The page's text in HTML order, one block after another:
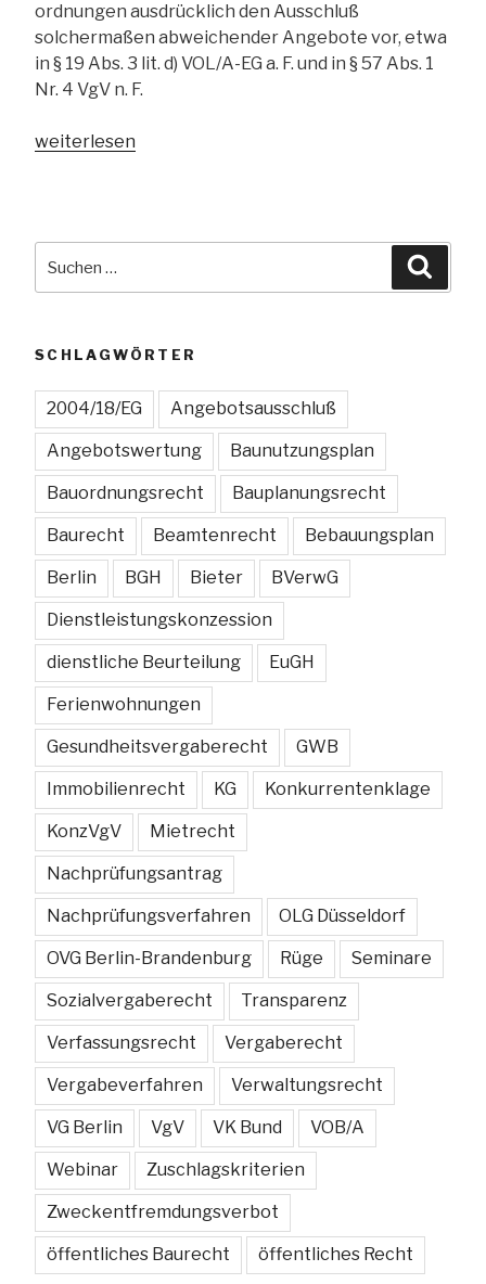
ordnungen ausdrücklich den Ausschluß
solchermaßen abweichender Angebote vor, etwa
in § 19 Abs. 3 lit. d) VOL/A-EG a. F. und in § 57 Abs. 1
Nr. 4 VgV n. F.
„VK
wegen
Abweichungen
von
Vergabeunterlagen“
weiterlesen
nach:
SCHLAGWÖRTER
2004/18/EG Angebotsausschluß
Angebotswertung Baunutzungsplan
Bauordnungsrecht Bauplanungsrecht
Baurecht Beamtenrecht Bebauungsplan
Berlin BGH Bieter BVerwG
Dienstleistungskonzession
dienstliche Beurteilung EuGH
Ferienwohnungen
Gesundheitsvergaberecht GWB
Immobilienrecht KG Konkurrentenklage
KonzVgV Mietrecht
Nachprüfungsantrag
Nachprüfungsverfahren OLG Düsseldorf
OVG Berlin-Brandenburg Rüge Seminare
Sozialvergaberecht Transparenz
Verfassungsrecht Vergaberecht
Vergabeverfahren Verwaltungsrecht
VG Berlin VgV VK Bund VOB/A
Webinar Zuschlagskriterien
Zweckentfremdungsverbot
öffentliches Baurecht öffentliches Recht